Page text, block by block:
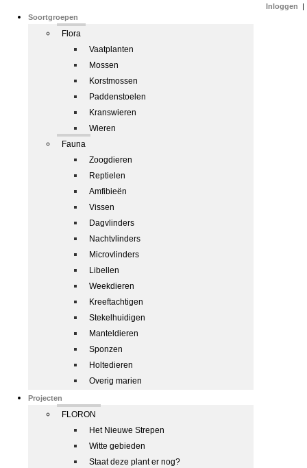
Soortgroepen
Flora
Vaatplanten
Mossen
Korstmossen
Paddenstoelen
Kranswieren
Wieren
Fauna
Zoogdieren
Reptielen
Amfibieën
Vissen
Dagvlinders
Nachtvlinders
Microvlinders
Libellen
Weekdieren
Kreeftachtigen
Stekelhuidigen
Manteldieren
Sponzen
Holtedieren
Overig marien
Projecten
FLORON
Het Nieuwe Strepen
Witte gebieden
Staat deze plant er nog?
Inloggen |